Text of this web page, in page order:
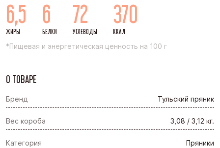
6,5
ЖИРЫ
6
БЕЛКИ
72
УГЛЕВОДЫ
370
ККАЛ
*Пищевая и энергетическая ценность на 100 г
О ТОВАРЕ
Бренд Тульский пряник
Вес короба 3,08 / 3,12 кг.
Категория Пряники